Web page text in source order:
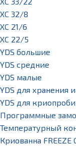
XC 32/8
XC 21/6
XC 22/5
YDS большие
YDS средние
YDS малые
YDS для хранения
YDS для
Программные
Температурный
Криованна FREEZE